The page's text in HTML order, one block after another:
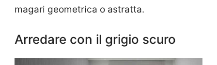
magari geometrica o astratta.
Arredare con il grigio scuro